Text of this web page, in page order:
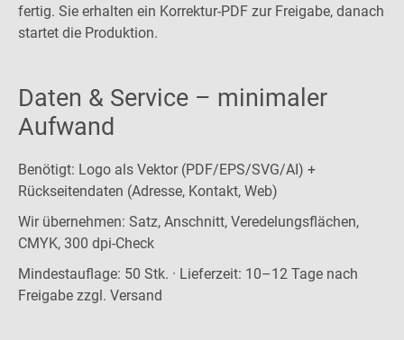
fertig. Sie erhalten ein Korrektur-PDF zur Freigabe, danach
startet die Produktion.
Daten & Service – minimaler
Aufwand
Benötigt: Logo als Vektor (PDF/EPS/SVG/AI) +
Rückseitendaten (Adresse, Kontakt, Web)
Wir übernehmen: Satz, Anschnitt, Veredelungsflächen,
CMYK, 300 dpi-Check
Mindestauflage: 50 Stk. · Lieferzeit: 10–12 Tage nach
Freigabe zzgl. Versand